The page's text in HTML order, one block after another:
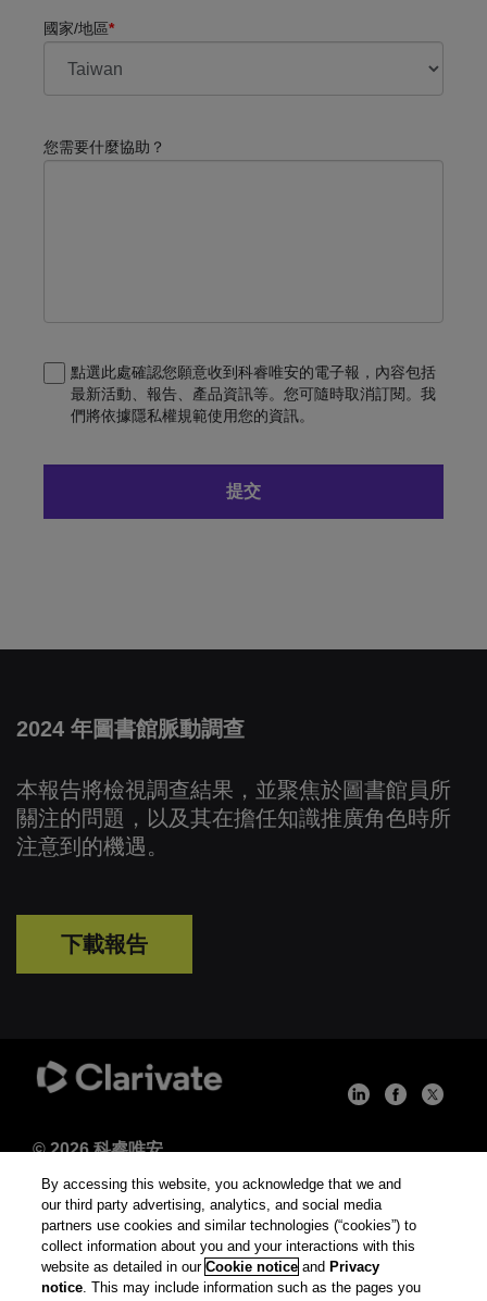
國家/地區*
您需要什麼協助？
點選此處確認您願意收到科睿唯安的電子報，內容包括
最新活動、報告、產品資訊等。您可隨時取消訂閱。我
們將依據隱私權規範使用您的資訊。
2024 年圖書館脈動調查
本報告將檢視調查結果，並聚焦於圖書館員所
關注的問題，以及其在擔任知識推廣角色時所
注意到的機遇。
下載報告
© 2026 科睿唯安
使用條款
隱私權聲明
(updated)
By accessing this website, you acknowledge that we and
our third party advertising, analytics, and social media
partners use cookies and similar technologies (“cookies”) to
collect information about you and your interactions with this
website as detailed in ourCookie notice and Privacy
notice. This may include information such as the pages you